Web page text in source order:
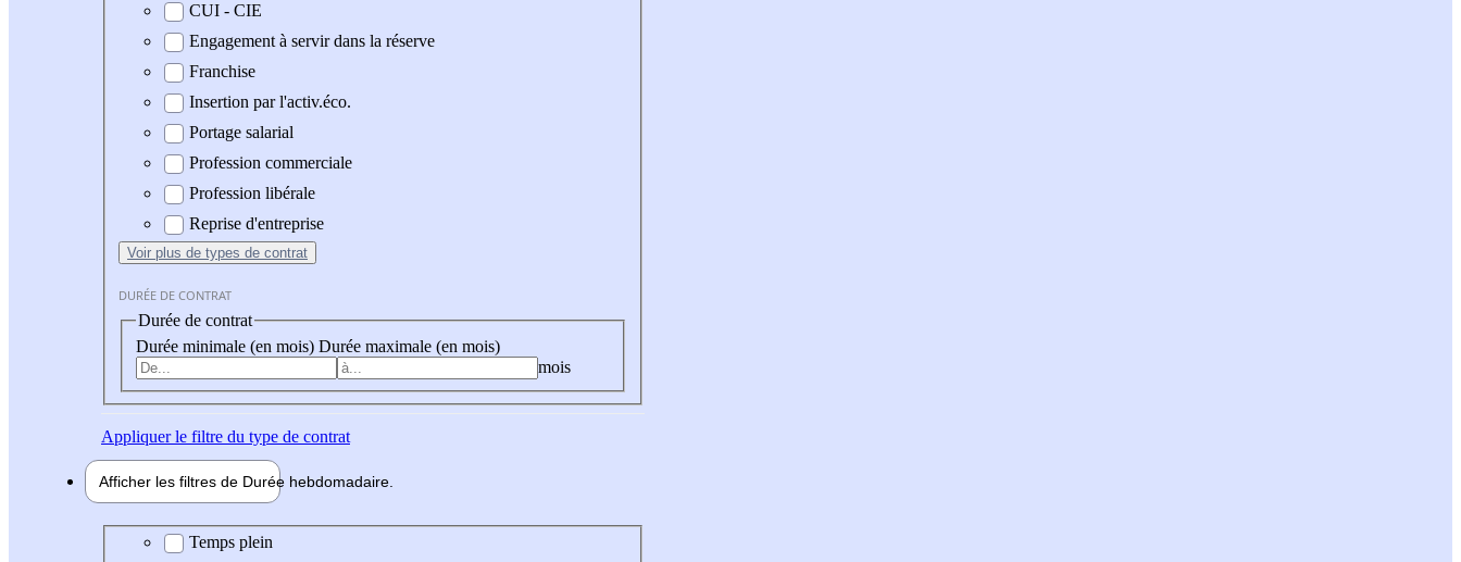
CUI - CIE
Engagement à servir dans la réserve
Franchise
Insertion par l'activ.éco.
Portage salarial
Profession commerciale
Profession libérale
Reprise d'entreprise
Voir plus de types de contrat
DURÉE DE CONTRAT
Durée de contrat
Durée minimale (en mois) Durée maximale (en mois)
mois
Appliquerle filtre du type de contrat
Afficher les filtres de Durée hebdomadaire
Durée hebdomadaire
Temps plein